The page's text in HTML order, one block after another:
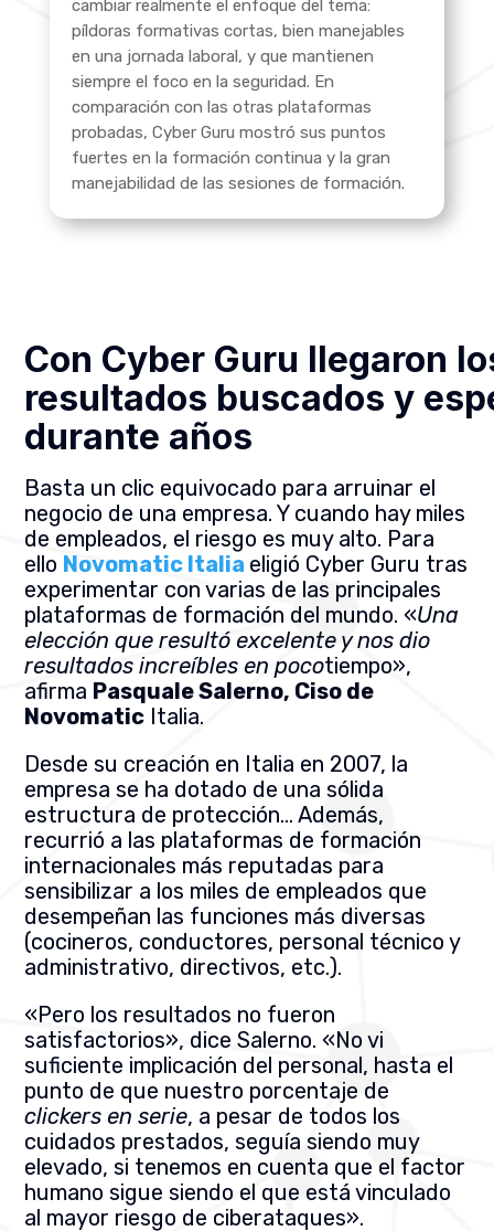
cambiar realmente el enfoque del tema:
píldoras formativas cortas, bien manejables
en una jornada laboral, y que mantienen
siempre el foco en la seguridad. En
comparación con las otras plataformas
probadas, Cyber Guru mostró sus puntos
fuertes en la formación continua y la gran
manejabilidad de las sesiones de formación.
Con Cyber Guru llegaron
resultados buscados y
durante años
Basta un clic equivocado para arruinar el
negocio de una empresa. Y cuando hay miles
de empleados, el riesgo es muy alto. Para
ello Novomatic Italia eligió Cyber Guru tras
experimentar con varias de las principales
plataformas de formación del mundo. «Una
elección que resultó excelente y nos dio
resultados increíbles en pocotiempo»,
afirma Pasquale Salerno, Ciso de
Novomatic Italia.
Desde su creación en Italia en 2007, la
empresa se ha dotado de una sólida
estructura de protección…Además,
recurrió a las plataformas de formación
internacionales más reputadas para
sensibilizar a los miles de empleados que
desempeñan las funciones más diversas
(cocineros, conductores, personal técnico y
administrativo, directivos, etc.).
«Pero los resultados no fueron
satisfactorios», dice Salerno. «No vi
suficiente implicación del personal, hasta el
punto de que nuestro porcentaje de
clickers en serie, a pesar de todos los
cuidados prestados, seguía siendo muy
elevado, si tenemos en cuenta que el factor
humano sigue siendo el que está vinculado
al mayor riesgo de ciberataques».